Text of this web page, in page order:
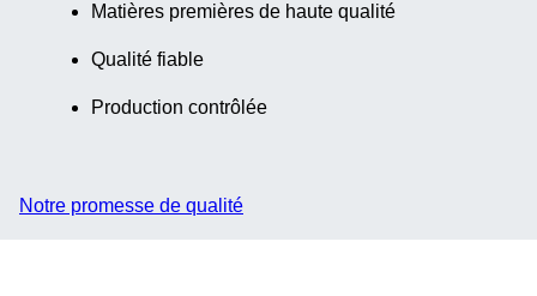
Matières premières de haute qualité
Qualité fiable
Production contrôlée
Notre promesse de qualité